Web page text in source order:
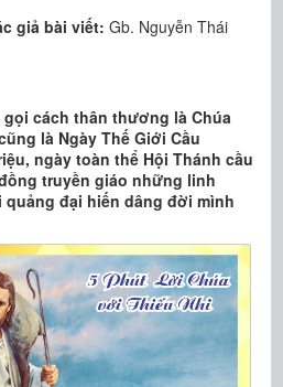
giả bài viết: Gb. Nguyễn Thái
gọi cách thân thương là Chúa
là Ngày Thế Giới Cầu
ngày toàn thể Hội Thánh cầu
truyền giáo những linh
đại hiến dâng đời mình